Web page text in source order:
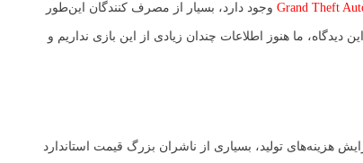
وجود دارد، بسیار از مصرف کنندگان این‌طور
ما هنوز اطلاعات چندان زیادی از این بازی نداریم و
هزینه‌های تولید، بسیاری از ناشران بزرگ قیمت استاندارد